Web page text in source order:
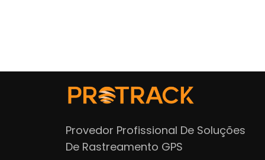
Provedor Profissional De Soluções
De Rastreamento GPS